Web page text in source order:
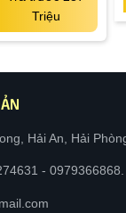
Triệu
Hải An, Hải
- 0979366868.